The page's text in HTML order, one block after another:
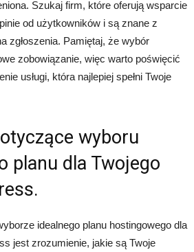
Szukaj firm, które oferują wsparcie
od użytkowników i są znane z
zgłoszenia. Pamiętaj, że wybór
zobowiązanie, więc warto poświęcić
usługi, która najlepiej spełni Twoje
wyboru
planu dla Twojego
idealnego planu hostingowego dla
jest zrozumienie, jakie są Twoje